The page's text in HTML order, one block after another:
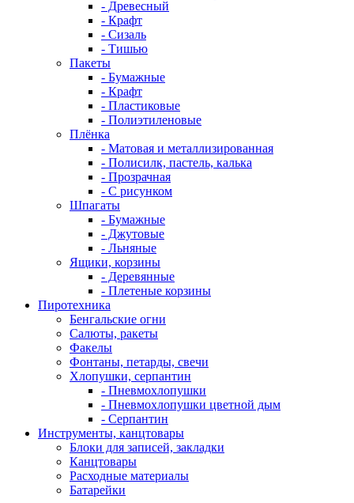
- Древесный
- Крафт
- Сизаль
- Тишью
Пакеты
- Бумажные
- Крафт
- Пластиковые
- Полиэтиленовые
Плёнка
- Матовая и металлизированная
- Полисилк, пастель, калька
- Прозрачная
- С рисунком
Шпагаты
- Бумажные
- Джутовые
- Льняные
Ящики, корзины
- Деревянные
- Плетеные корзины
Пиротехника
Бенгальские огни
Салюты, ракеты
Факелы
Фонтаны, петарды, свечи
Хлопушки, серпантин
- Пневмохлопушки
- Пневмохлопушки цветной дым
- Серпантин
Инструменты, канцтовары
Блоки для записей, закладки
Канцтовары
Расходные материалы
Батарейки